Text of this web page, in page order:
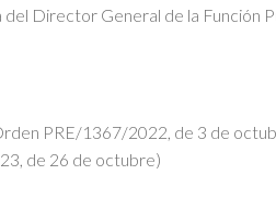
del Director General de la Función
PRE/1367/2022, de 3 de
de 26 de octubre)